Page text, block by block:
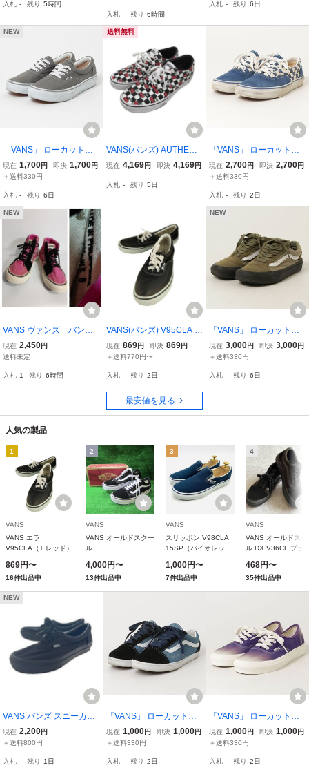
入札 - 残り 5時間
入札 - 残り 6時間
古着 0426
入札 - 残り 6日
NEW
「VANS」 ローカットス
ニーカー 24.5cm グレー
レディース
現在 1,700円 即決 1,700円
＋送料330円
入札 - 残り 6日
送料無料
VANS(バンズ) AUTHENTI
C オーセンティック チェ
23.5 中古 古着 0224
現在 4,169円 即決 4,169円
入札 - 残り 5日
「VANS」 ローカットス
ニーカー 24cm ブルー レ
ディース
現在 2,700円 即決 2,700円
＋送料330円
入札 - 残り 2日
NEW
VANS ヴァンズ バン
ズ luellaルエラ ホット
ピンク×黒 チェッカーラ
トスニーカー WS 8
現在 2,450円
送料未定
入札 1 残り 6時間
VANS(バンズ) V95CLA E
RA BLACK レディース JP
N：23 中古 古着 0151
現在 869円 即決 869円
＋送料770円〜
入札 - 残り 2日
最安値を見る
NEW
「VANS」 ローカットス
ニーカー 23.5cm グリー
ン レディース
現在 3,000円 即決 3,000円
＋送料330円
入札 - 残り 6日
人気の製品
1
VANS
VANS エラ
V95CLA（T レッド）
869円〜
16件出品中
2
VANS
VANS オールドスクー
ル
0D3HY28（ブラック/
ホワイト）
4,000円〜
13件出品中
3
VANS
スリッポン V98CLA
15SP（バイオレッ
1,000円〜
7件出品中
4
VANS
VANS オールドスク
ル DX V36CL プラ
468円〜
35件出品中
NEW
VANS バンズ スニーカー
size23/ブラック
現在 2,200円
＋送料800円
入札 - 残り 1日
「VANS」 ローカットス
ニーカー 23cm ブルー レ
ディース
現在 1,000円 即決 1,000円
＋送料330円
入札 - 残り 2日
「VANS」 ローカットス
ニーカー 23cm パープル
レディース
現在 1,000円 即決 1,000円
＋送料330円
入札 - 残り 2日